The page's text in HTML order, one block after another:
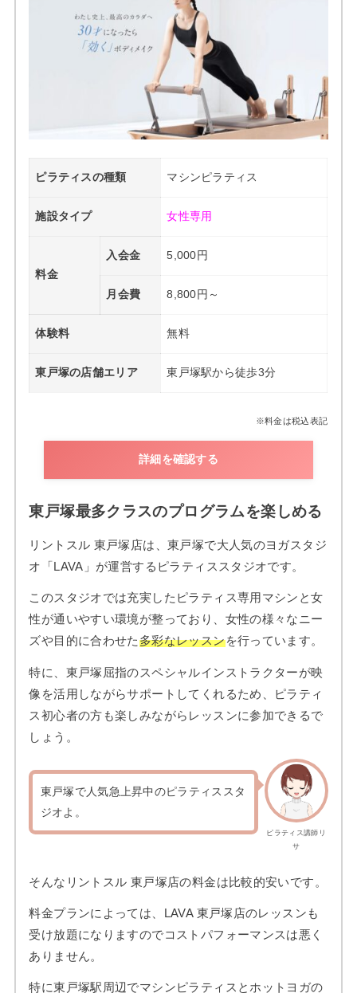
ピラティスの種類 マシンピラティス
施設タイプ 女性専用
料金
入会金 5,000円
月会費 8,800円～
体験料 無料
東戸塚の店舗エリア 東戸塚駅から徒歩3分
※料金は税込表記
詳細を確認する
東戸塚最多クラスのプログラムを楽しめる
リントスル 東戸塚店は、東戸塚で大人気のヨガスタジ
オ「LAVA」が運営するピラティススタジオです。
このスタジオでは充実したピラティス専用マシンと女
性が通いやすい環境が整っており、女性の様々なニー
ズや目的に合わせた多彩なレッスンを行っています。
特に、東戸塚屈指のスペシャルインストラクターが映
像を活用しながらサポートしてくれるため、ピラティ
ス初心者の方も楽しみながらレッスンに参加できるで
しょう。
ピラティス講師リ
サ
東戸塚で人気急上昇中のピラティススタ
ジオよ。
そんなリントスル 東戸塚店の料金は比較的安いです。
料金プランによっては、LAVA 東戸塚店のレッスンも
受け放題になりますのでコストパフォーマンスは悪く
ありません。
特に東戸塚駅周辺でマシンピラティスとホットヨガの